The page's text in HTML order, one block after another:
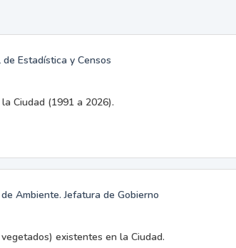
Estadística y Censos
Ciudad (1991 a 2026).
Ambiente. Jefatura de Gobierno
existentes en la Ciudad.